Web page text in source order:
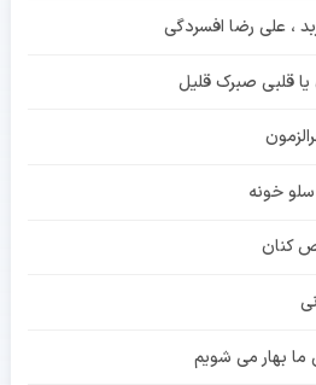
، علی رضا افسردگی
قلبی صبرک قلیل
خونه
کنان
ما بهار می شویم